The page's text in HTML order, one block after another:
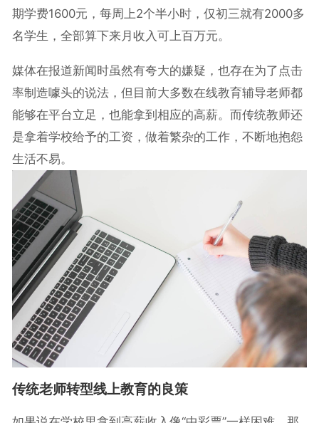
期学费1600元，每周上2个半小时，仅初三就有2000多
名学生，全部算下来月收入可上百万元。
媒体在报道新闻时虽然有夸大的嫌疑，也存在为了点击
率制造噱头的说法，但目前大多数在线教育辅导老师都
能够在平台立足，也能拿到相应的高薪。而传统教师还
是拿着学校给予的工资，做着繁杂的工作，不断地抱怨
生活不易。
传统老师转型线上教育的良策